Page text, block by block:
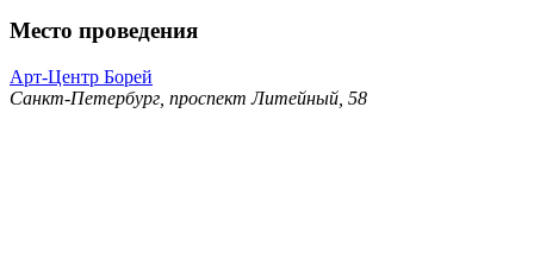
Место проведения
Арт-Центр Борей
Санкт-Петербург, проспект Литейный, 58